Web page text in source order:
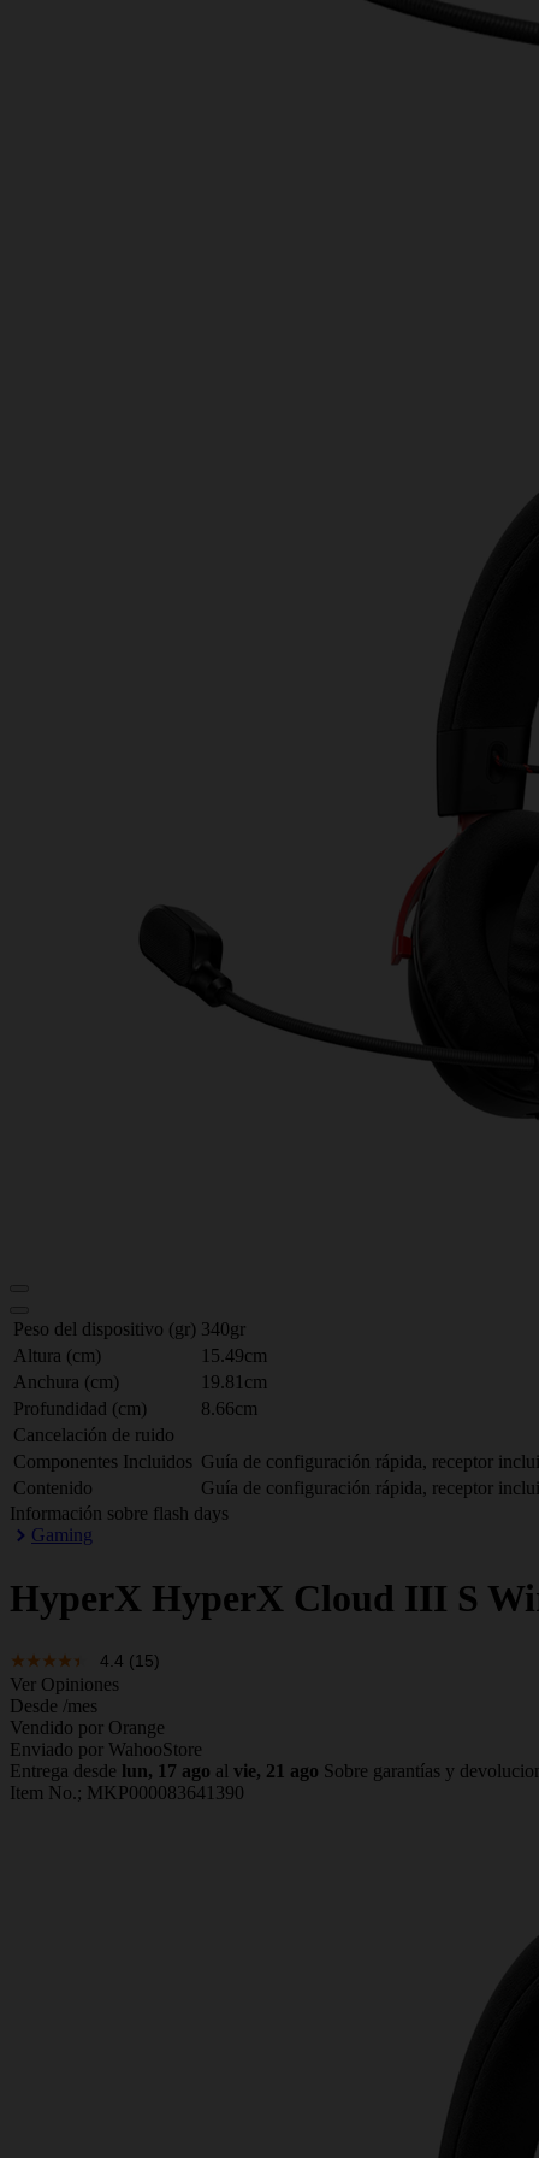
Peso del dispositivo (gr) 340gr
Altura (cm)
15.49cm
Anchura (cm)
19.81cm
Profundidad (cm)
8.66cm
Cancelación de ruido
Componentes Incluidos Guía de configuración rápida, receptor
Contenido
Guía de configuración rápida, receptor
Información sobre flash days
Gaming
HyperX HyperX Cloud III S
4.4 (15)
Ver Opiniones
Desde /mes
Vendido por Orange
Enviado por WahooStore
Entrega desde lun, 17 ago al vie, 21 ago Sobre garantías y
Item No.; MKP000083641390